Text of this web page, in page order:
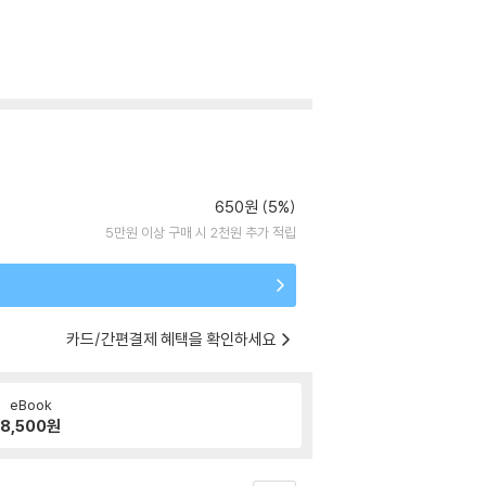
650원 (5%)
5만원 이상 구매 시 2천원 추가 적립
카드/간편결제 혜택을 확인하세요
eBook
8,500원